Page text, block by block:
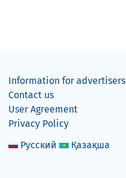
Information for advertisers
Contact us
User Agreement
Privacy Policy
Русский
Қазақша